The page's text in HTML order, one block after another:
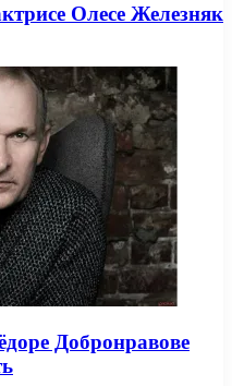
Олесе Железняк
Добронравове